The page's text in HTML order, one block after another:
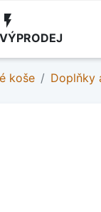
flash_on
VÝPRODEJ
koše Doplňky